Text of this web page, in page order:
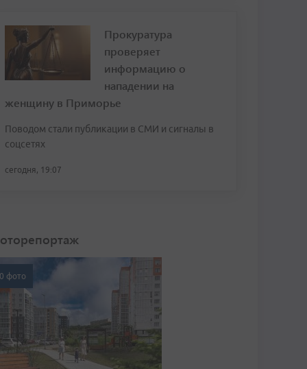
Прокуратура
проверяет
информацию о
нападении на
женщину в Приморье
Поводом стали публикации в СМИ и сигналы в
соцсетях
сегодня, 19:07
фото